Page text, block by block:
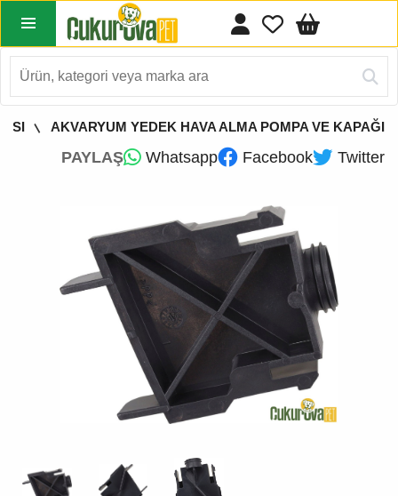
AKVARYUM YEDEK HAVA ALMA POMPA VE KAPAĞI
PAYLAŞ Whatsapp Facebook Twitter